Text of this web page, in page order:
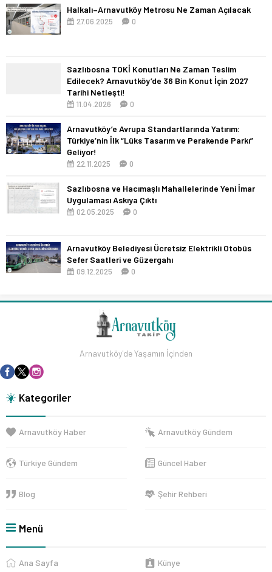
Halkalı–Arnavutköy Metrosu Ne Zaman Açılacak
27.06.2025 0
Sazlıbosna TOKİ Konutları Ne Zaman Teslim
Edilecek? Arnavutköy’de 36 Bin Konut İçin 2027
Tarihi Netleşti!
11.04.2026 0
Arnavutköy’e Avrupa Standartlarında Yatırım:
Türkiye’nin İlk “Lüks Tasarım ve Perakende Parkı”
Geliyor!
22.11.2025 0
Sazlıbosna ve Hacımaşlı Mahallelerinde Yeni İmar
Uygulaması Askıya Çıktı
02.05.2025 0
Arnavutköy Belediyesi Ücretsiz Elektrikli Otobüs
Sefer Saatleri ve Güzergahı
09.12.2025 0
Arnavutköy'de Yaşamın İçinden
Kategoriler
Arnavutköy Haber Arnavutköy Gündem
Türkiye Gündem Güncel Haber
Blog Şehir Rehberi
Menü
Ana Sayfa Künye